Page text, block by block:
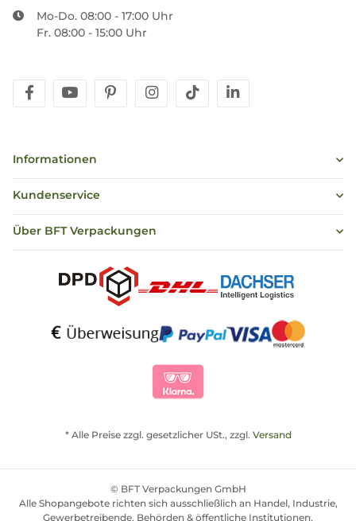
Mo-Do. 08:00 - 17:00 Uhr
Fr. 08:00 - 15:00 Uhr
facebookyoutubepinterestinstagram
tiktok
Informationen
Kundenservice
Über BFT Verpackungen
* Alle Preise zzgl. gesetzlicher USt., zzgl. Versand
© BFT Verpackungen GmbH
Alle Shopangebote richten sich ausschließlich an Handel, Industrie,
Gewerbetreibende, Behörden & öffentliche Institutionen.